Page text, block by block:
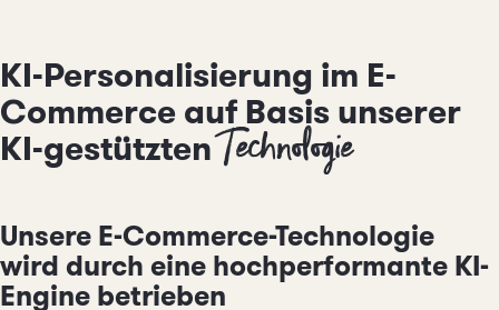
KI-Personalisierung im E-
Commerce auf Basis unserer
KI-gestütztenTechnologie
Unsere E-Commerce-Technologie
wird durch eine hochperformante KI-
Engine betrieben